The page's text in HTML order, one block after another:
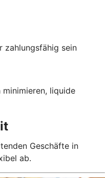
zahlungsfähig sein
minimieren, liquide
Geschäfte in
ab.